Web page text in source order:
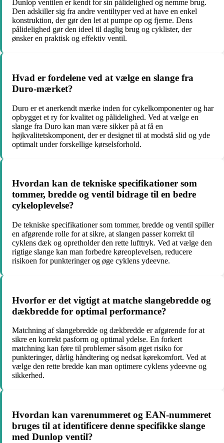
Dunlop ventilen er kendt for sin pålidelighed og nemme brug.
Den adskiller sig fra andre ventiltyper ved at have en enkel
konstruktion, der gør den let at pumpe op og fjerne. Dens
pålidelighed gør den ideel til daglig brug og cyklister, der
ønsker en praktisk og effektiv ventil.
Hvad er fordelene ved at vælge en slange fra
Duro-mærket?
Duro er et anerkendt mærke inden for cykelkomponenter og har
opbygget et ry for kvalitet og pålidelighed. Ved at vælge en
slange fra Duro kan man være sikker på at få en
højkvalitetskomponent, der er designet til at modstå slid og yde
optimalt under forskellige kørselsforhold.
Hvordan kan de tekniske specifikationer som
tommer, bredde og ventil bidrage til en bedre
cykeloplevelse?
De tekniske specifikationer som tommer, bredde og ventil spiller
en afgørende rolle for at sikre, at slangen passer korrekt til
cyklens dæk og opretholder den rette lufttryk. Ved at vælge den
rigtige slange kan man forbedre køreoplevelsen, reducere
risikoen for punkteringer og øge cyklens ydeevne.
Hvorfor er det vigtigt at matche slangebredde og
dækbredde for optimal performance?
Matchning af slangebredde og dækbredde er afgørende for at
sikre en korrekt pasform og optimal ydelse. En forkert
matchning kan føre til problemer såsom øget risiko for
punkteringer, dårlig håndtering og nedsat kørekomfort. Ved at
vælge den rette bredde kan man optimere cyklens ydeevne og
sikkerhed.
Hvordan kan varenummeret og EAN-nummeret
bruges til at identificere denne specifikke slange
med Dunlop ventil?